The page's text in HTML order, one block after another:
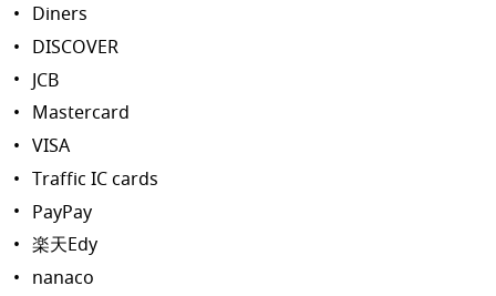
Diners
DISCOVER
JCB
Mastercard
VISA
Traffic IC cards
PayPay
楽天Edy
nanaco